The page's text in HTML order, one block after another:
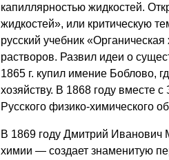
капиллярностью жидкостей.
жидкостей», или критическую
русский учебник
растворов. Развил идеи о
1865 г. купил имение Боблово,
хозяйству. В 1868 году вместе
Русского физико-химического
В 1869 году Дмитрий Иванович
химии — создает знаменитую